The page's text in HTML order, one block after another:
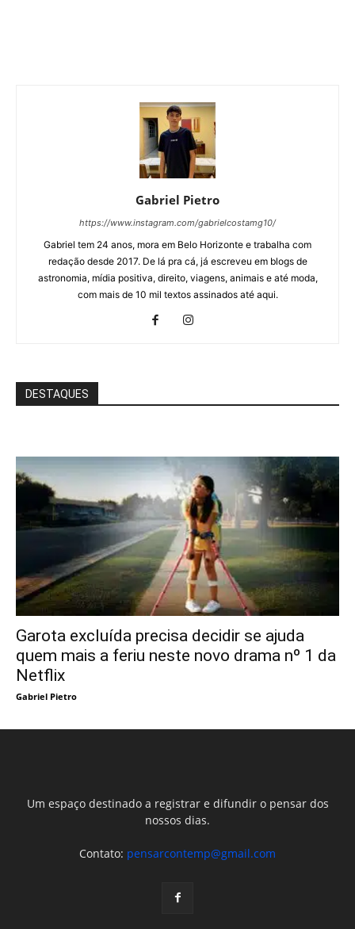
Gabriel Pietro
https://www.instagram.com/gabrielcostamg10/
Gabriel tem 24 anos, mora em Belo Horizonte e trabalha com
redação desde 2017. De lá pra cá, já escreveu em blogs de
astronomia, mídia positiva, direito, viagens, animais e até moda,
com mais de 10 mil textos assinados até aqui.
DESTAQUES
Garota excluída precisa decidir se ajuda
quem mais a feriu neste novo drama nº 1 da
Netflix
Gabriel Pietro
Um espaço destinado a registrar e difundir o pensar dos
nossos dias.
Contato: pensarcontemp@gmail.com